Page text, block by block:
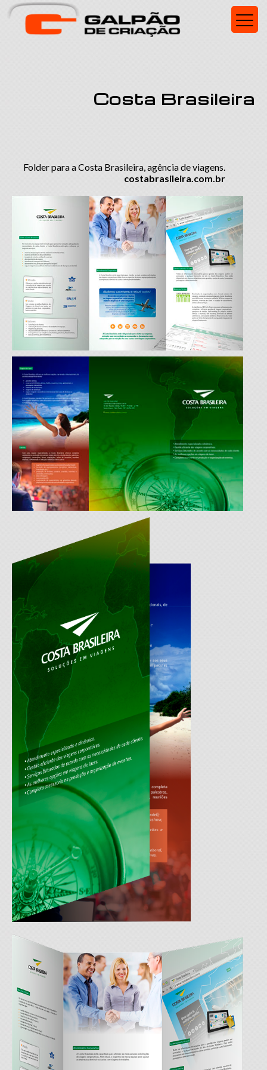
Costa Brasileira
Folder para a Costa Brasileira, agência de viagens.
costabrasileira.com.br